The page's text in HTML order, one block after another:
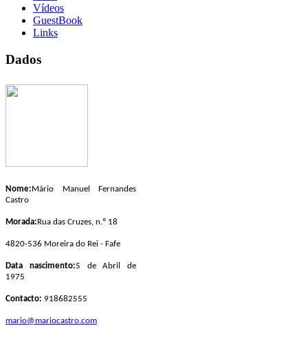
Vídeos
GuestBook
Links
Dados
Nome:Mário Manuel Fernandes
Castro
Morada:Rua das Cruzes, n.º 18
4820-536 Moreira do Rei - Fafe
Data nascimento:5 de Abril de
1975
Contacto: 918682555
mario@mariocastro.com